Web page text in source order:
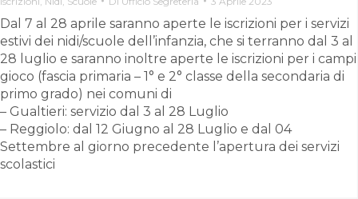
Dal 7 al 28 aprile saranno aperte le iscrizioni per i servizi
estivi dei nidi/scuole dell’infanzia, che si terranno dal 3 al
28 luglio e saranno inoltre aperte le iscrizioni per i campi
gioco (fascia primaria – 1° e 2° classe della secondaria di
primo grado) nei comuni di
– Gualtieri: servizio dal 3 al 28 Luglio
– Reggiolo: dal 12 Giugno al 28 Luglio e dal 04
Settembre al giorno precedente l’apertura dei servizi
scolastici